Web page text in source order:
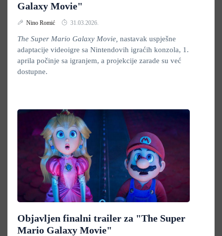
Galaxy Movie"
Nino Romić 31.03.2026.
The Super Mario Galaxy Movie, nastavak uspješne
adaptacije videoigre sa Nintendovih igraćih konzola, 1.
aprila počinje sa igranjem, a projekcije zarade su već
dostupne.
Objavljen finalni trailer za "The Super
Mario Galaxy Movie"